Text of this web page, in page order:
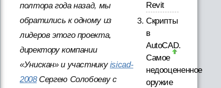
полтора года назад, мы
обратились к одному из
лидеров этого проекта,
директору компании
«Унискан» и участникуisicad-
2008Сергею Солобоеву с
Revit
Скрипты
в
AutoCAD.
Самое
недооцененное
оружие